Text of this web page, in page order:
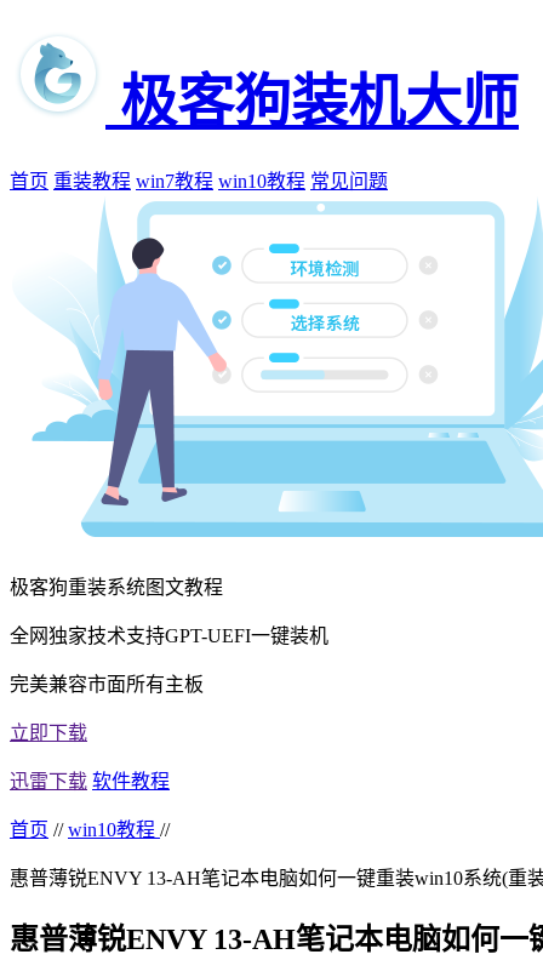
极客狗装机大师
首页 重装教程 win7教程 win10教程 常见问题
极客狗重装系统图文教程
全网独家技术支持GPT-UEFI一键装机
完美兼容市面所有主板
立即下载
迅雷下载 软件教程
首页 // win10教程 //
惠普薄锐ENVY 13-AH笔记本电脑如何一键重装win10系统(重
惠普薄锐ENVY 13-AH笔记本电脑如何